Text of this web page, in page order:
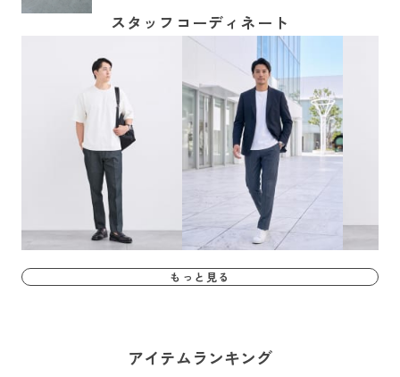
スタッフコーディネート
もっと見る
アイテムランキング